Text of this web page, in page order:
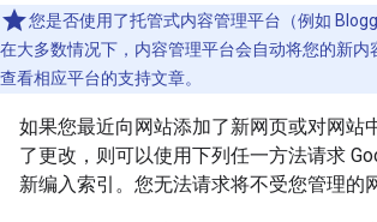
您是否使用了托管式内容管理平台（例如
在大多数情况下，内容管理平台会自动将您的新内
查看相应平台的支持文章。
如果您最近向网站添加了新网页或对网站
了更改，则可以使用下列任一方法请求
新编入索引。您无法请求将不受您管理的